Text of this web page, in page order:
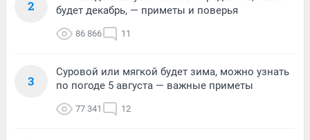
2
будет декабрь, — приметы и поверья
86 866 11
3
Суровой или мягкой будет зима, можно узнать
по погоде 5 августа — важные приметы
77 341 12